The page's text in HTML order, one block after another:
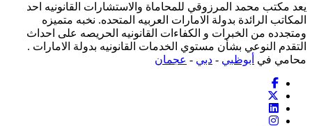
يعد مكتب محمد المرزوقي للمحاماة والاستشارات القانونيه احد
المكاتب الرائدة بدولة الامارات العربيه المتحده. نخبه متميزه
ومتجدده من الخبرات و الكفاءات القانونيه الحريصه على احداث
التقدم النوعي بشأن مستوي الخدمات القانونيه بدولة الامارات .
محامي في أبوظبي - دبي - عجمان